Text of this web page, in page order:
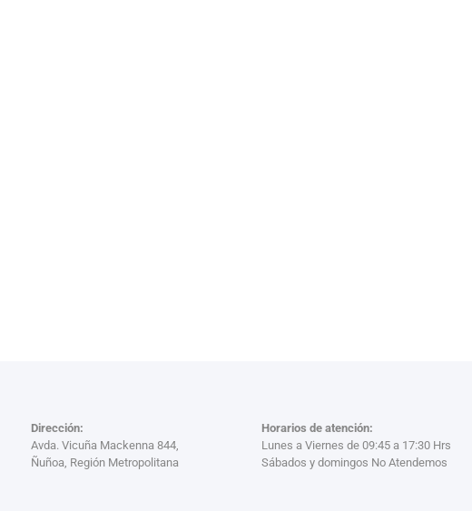
Dirección:
Avda. Vicuña Mackenna 844,
Ñuñoa, Región Metropolitana
Horarios de atención:
Lunes a Viernes de 09:45 a 17:30 Hrs
Sábados y domingos No Atendemos